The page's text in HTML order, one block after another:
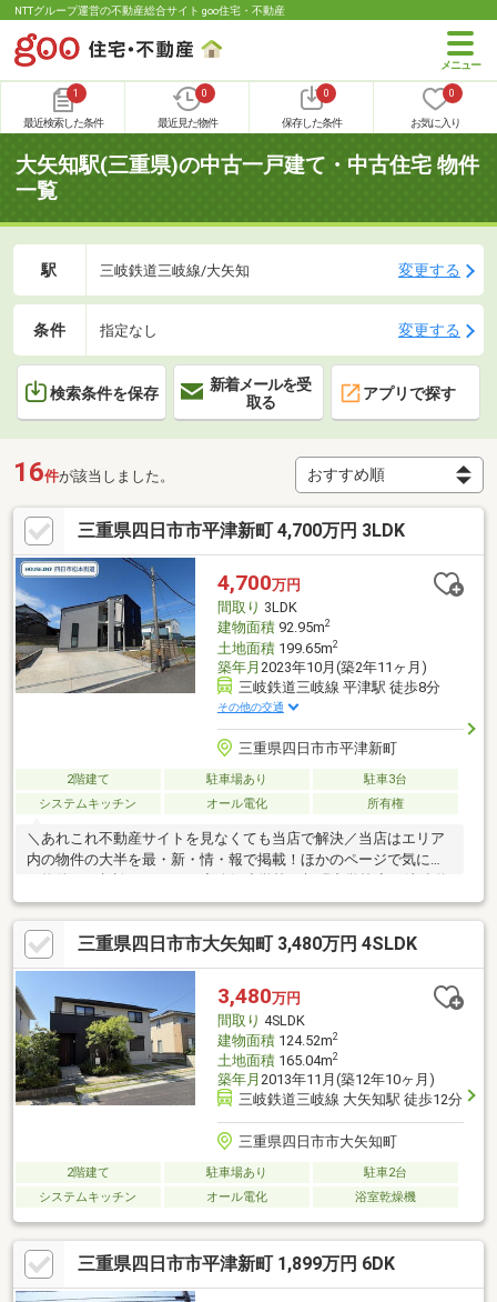
NTTグループ運営の不動産総合サイト goo住宅・不動産
1
最近検索した条件
0
最近見た物件
0
保存した条件
0
お気に入り
大矢知駅(三重県)の中古一戸建て・中古住宅 物件
一覧
駅 三岐鉄道三岐線/大矢知 変更する
条件 指定なし 変更する
検索条件を保存
新着メールを受
取る
アプリで探す
16件が該当しました。
三重県四日市市平津新町 4,700万円 3LDK
4,700万円
間取り 3LDK
建物面積92.95m2
土地面積199.65m2
築年月 2023年10月(築2年11ヶ月)
三岐鉄道三岐線 平津駅 徒歩8分
その他の交通
三重県四日市市平津新町
2階建て 駐車場あり
駐車3台
システムキッチン
オール電化 所有権
＼あれこれ不動産サイトを見なくても当店で解決／当店はエリア
内の物件の大半を最・新・情・報で掲載！ほかのページで気にな
三岐線「平津」駅まで徒歩約8分◆お掃除が簡単なIHクッキングヒ
ータ◆解放感のある吹抜けリビング◆用途多彩なワーキングスペ
ース※写真をクリックすると、詳細をご覧いただけます。＝＝＝
＝＝＝＝＝＝＝＝＝＝＝＝＝＝＝＝《失敗しない住宅ローン選
び！》豊富な銀行金利情報を持っていますので、お客様の安心ゆ
とりのある資金計画をご提案できます。＝＝＝＝＝＝＝＝＝＝＝
＝＝＝＝＝＝＝＝
三重県四日市市大矢知町 3,480万円 4SLDK
3,480万円
間取り 4SLDK
建物面積124.52m2
土地面積165.04m2
築年月 2013年11月(築12年10ヶ月)
三岐鉄道三岐線 大矢知駅 徒歩12分
三重県四日市市大矢知町
2階建て 駐車場あり
駐車2台
システムキッチン
オール電化 浴室乾燥機
三重県四日市市平津新町 1,899万円 6DK